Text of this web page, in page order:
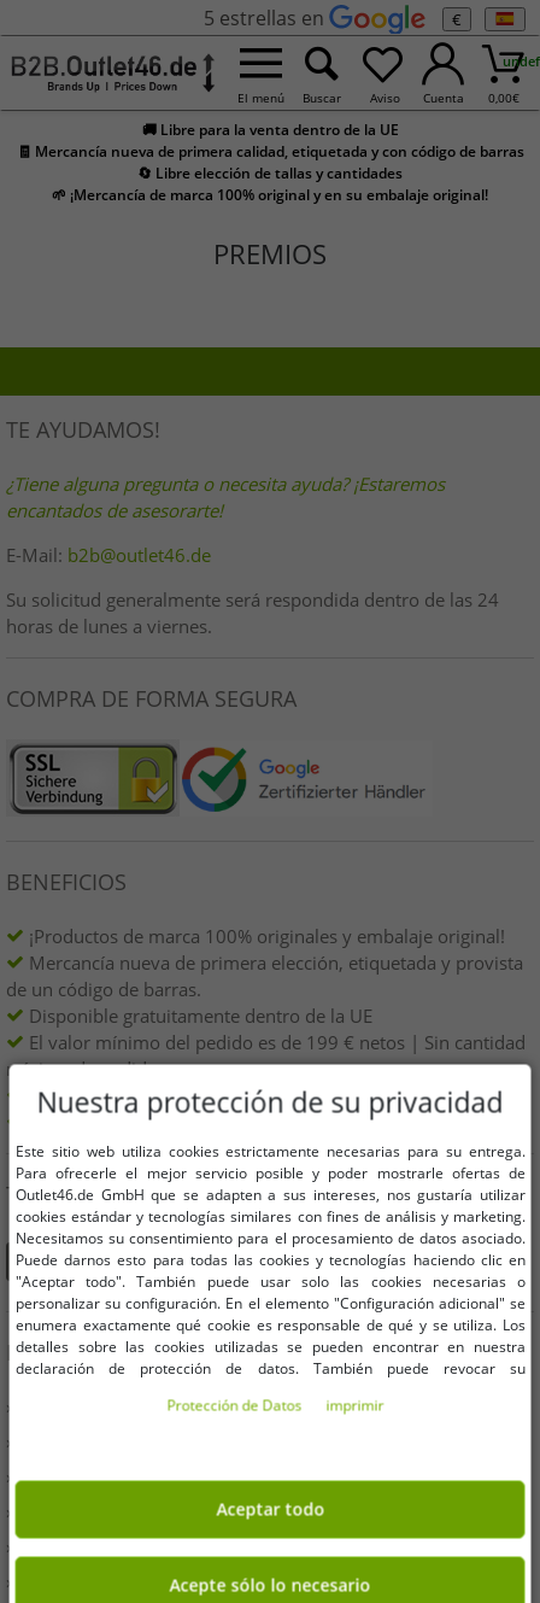
5 estrellas en €
El menú Buscar Aviso Cuenta 0,00€
🚚 Libre para la venta dentro de la UE
🧾 Mercancía nueva de primera calidad, etiquetada y con código de barras
🔄 Libre elección de tallas y cantidades
🌱 ¡Mercancía de marca 100% original y en su embalaje original!
PREMIOS
TE AYUDAMOS!
¿Tiene alguna pregunta o necesita ayuda? ¡Estaremos
encantados de asesorarte!
E-Mail: b2b@outlet46.de
Su solicitud generalmente será respondida dentro de las 24
horas de lunes a viernes.
COMPRA DE FORMA SEGURA
BENEFICIOS
¡Productos de marca 100% originales y embalaje original!
Mercancía nueva de primera elección, etiquetada y provista
de un código de barras.
Disponible gratuitamente dentro de la UE
El valor mínimo del pedido es de 199 € netos | Sin cantidad
mínima de pedido
Ofertas hasta un 90% más baratas
Libre elección de tamaños y cantidades.
TAMBIÉN PUEDES ENCONTRARNOS EN
INFORMACIÓN
» Empresas
» Tus ventajas
» Productos originales y premios Outlet46
» Prensa especializada
» Condiciones
» Protección de Datos
Nuestra protección de su privacidad
Este sitio web utiliza cookies estrictamente necesarias para su entrega.
Para ofrecerle el mejor servicio posible y poder mostrarle ofertas de
Outlet46.de GmbH que se adapten a sus intereses, nos gustaría utilizar
cookies estándar y tecnologías similares con fines de análisis y marketing.
Necesitamos su consentimiento para el procesamiento de datos asociado.
Puede darnos esto para todas las cookies y tecnologías haciendo clic en
"Aceptar todo". También puede usar solo las cookies necesarias o
personalizar su configuración. En el elemento "Configuración adicional" se
enumera exactamente qué cookie es responsable de qué y se utiliza. Los
detalles sobre las cookies utilizadas se pueden encontrar en nuestra
declaración de protección de datos. También puede revocar su
encontrar en la impresión.Protección de Datos imprimir
Aceptar todo
Acepte sólo lo necesario